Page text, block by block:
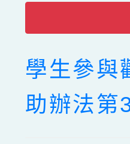
學生參與
助辦法第